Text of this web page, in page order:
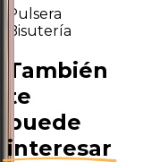
Pulsera
Bisutería
También
te
puede
interesar